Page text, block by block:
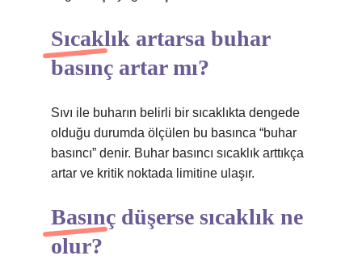
Sıcaklık artarsa buhar
basınç artar mı?
Sıvı ile buharın belirli bir sıcaklıkta dengede
olduğu durumda ölçülen bu basınca “buhar
basıncı” denir. Buhar basıncı sıcaklık arttıkça
artar ve kritik noktada limitine ulaşır.
Basınç düşerse sıcaklık ne
olur?